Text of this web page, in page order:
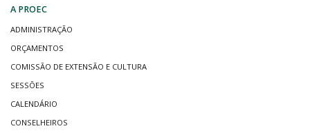
A PROEC
ADMINISTRAÇÃO
ORÇAMENTOS
COMISSÃO DE EXTENSÃO E CULTURA
SESSÕES
CALENDÁRIO
CONSELHEIROS